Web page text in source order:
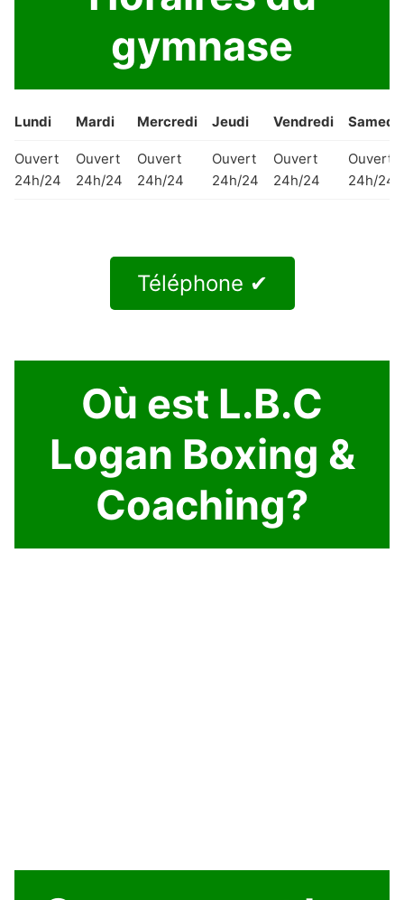
gymnase
Lundi Mardi Mercredi Jeudi Vendredi Samedi
Ouvert
24h/24
Ouvert
24h/24
Ouvert
24h/24
Ouvert
24h/24
Ouvert
24h/24
Ouvert
24h/24
Téléphone ✔
Où est L.B.C
Logan Boxing &
Coaching?